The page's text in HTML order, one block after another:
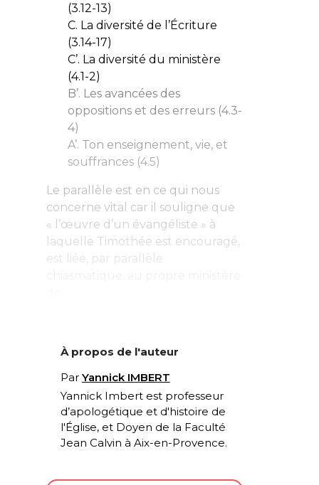
(3.12-13)
C. La diversité de l’Écriture
(3.14-17)
C’. La diversité du ministère
(4.1-2)
B’. Les avancées des
oppositions et des erreurs (4.3-
4)
A’. Ton enseignement, vie, et
souffrances (4.5)
Le parallèle est en ce qui nous
concerne vital car il souligne que
« l’œuvre d’un évangéliste » à
laquelle Timothée est encouragé,
est liée, par parallèle
À propos de l'auteur
Par Yannick IMBERT
Yannick Imbert est professeur
d’apologétique et d'histoire de
l'Église, et Doyen de la Faculté
Jean Calvin à Aix-en-Provence.